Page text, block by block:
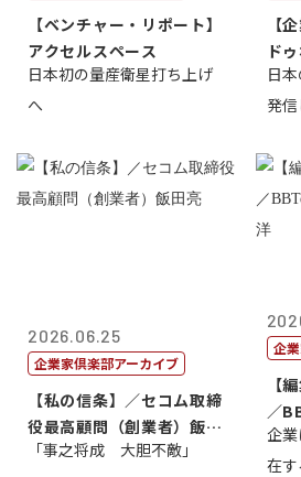
【ベンチャー・リポート】
アクセルスペース
日本初の量産衛星打ち上げ
へ
【
ド
表
日
発
2026.06.25
企業家倶楽部アーカイブ
【私の信条】／セコム取締
役最高顧問（創業者）飯田
亮
「事之将成 大胆不敵」
企
【
／
藤...
企
在す